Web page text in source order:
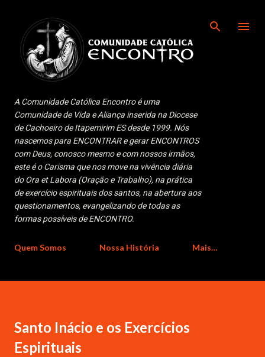
A Comunidade Católica Encontro é uma
Comunidade de Vida e Aliança inserida na Diocese
de Cachoeiro de Itapemirim ES desde 1999. Nós
nascemos para ENCONTRAR e gerar ENCONTROS
com Deus, conosco mesmo e com nossos irmãos,
este é o Carisma que nos move na vivência diária
do Ora et Labora (Oração e Trabalho), na prática
de exercício espirituais dos santos, na abertura aos
questionamentos, evangelizando de todas as
formas possíveis de ENCONTRO.
Quem Somos Nossa História Mais…
Santo Inácio e os Exercícios
Espirituais